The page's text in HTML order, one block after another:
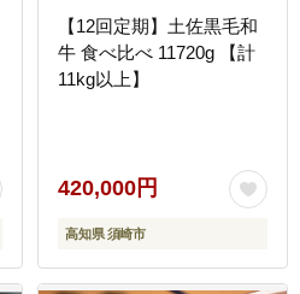
【12回定期】土佐黒毛和
牛 食べ比べ 11720g 【計
11kg以上】
420,000円
高知県 須崎市